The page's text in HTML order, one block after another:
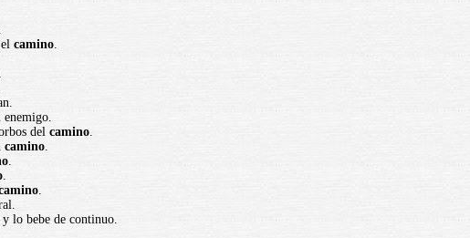
camino.
.
enemigo.
del camino.
camino.
.
.
.
y lo bebe de continuo.